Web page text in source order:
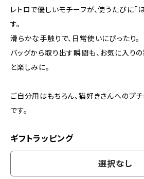
レトロで優しいモチーフが、使うたびに「
す。
滑らかな手触りで、日常使いにぴったり。
バッグから取り出す瞬間も、お気に入り
と楽しみに。
ご自分用はもちろん、猫好きさんへのプチ
です。
ギフトラッピング
選択なし